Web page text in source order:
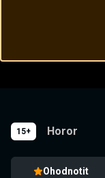
15+ Horor
Ohodnotit